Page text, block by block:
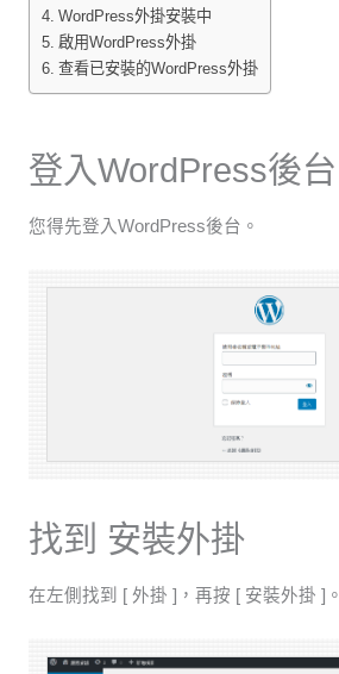
WordPress外掛安裝中
啟用WordPress外掛
查看已安裝的WordPress外掛
登入WordPress後台
您得先登入WordPress後台。
找到 安裝外掛
在左側找到 [ 外掛 ]，再按 [ 安裝外掛 ]。